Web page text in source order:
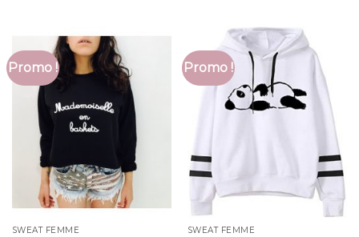
Promo !
SWEAT FEMME
Promo !
SWEAT FEMME